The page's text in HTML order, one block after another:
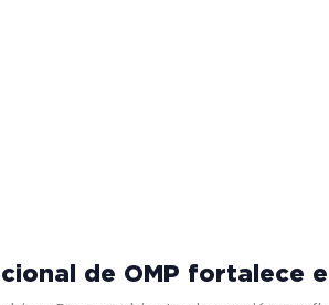
de OMP fortalece